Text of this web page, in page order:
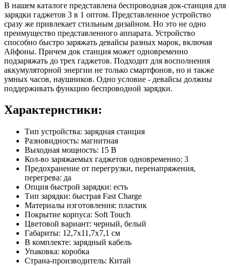
В нашем каталоге представлена беспроводная док-станция для
зарядки гаджетов 3 в 1 оптом. Представленное устройство
сразу же привлекает стильным дизайном. Но это не одно
преимущество представленного аппарата. Устройство
способно быстро заряжать девайсы разных марок, включая
Айфоны. Причем док станция может одновременно
подзаряжать до трех гаджетов. Подходит для восполнения
аккумуляторной энергии не только смартфонов, но и также
умных часов, наушников. Одно условие - девайсы должны
поддерживать функцию беспроводной зарядки.
Характеристики:
Тип устройства: зарядная станция
Разновидность: магнитная
Выходная мощность: 15 В
Кол-во заряжаемых гаджетов одновременно: 3
Предохранение от перегрузки, перенапряжения,
перегрева: да
Опция быстрой зарядки: есть
Тип зарядки: быстрая Fast Charge
Материалы изготовления: пластик
Покрытие корпуса: Soft Touch
Цветовой вариант: черный, белый
Габариты: 12,7х11,7х7,1 см
В комплекте: зарядный кабель
Упаковка: коробка
Страна-производитель: Китай